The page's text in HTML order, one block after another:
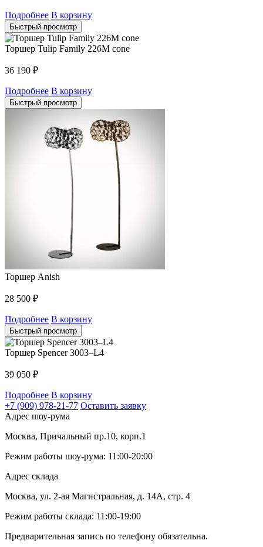
Подробнее В корзину
Быстрый просмотр
Торшер Tulip Family 226M cone
36 190 ₽
Подробнее В корзину
Быстрый просмотр
Торшер Anish
28 500 ₽
Подробнее В корзину
Быстрый просмотр
Торшер Spencer 3003–L4
39 050 ₽
Подробнее В корзину
+7 (909) 978-21-77 Оставить заявку
Адрес шоу-рума
Москва, Причальный пр.10, корп.1
Режим работы шоу-рума: 11:00-20:00
Адрес склада
Москва, ул. 2-ая Магистральная, д. 14А, стр. 4
Режим работы склада: 11:00-19:00
Предварительная запись по телефону обязательна.